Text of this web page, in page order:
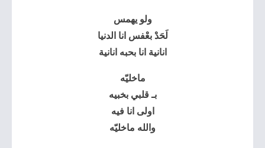
ولو يهمس
لَحَدْ بعْفس انا الدنيا
انانية انا بحبه انانية
ماخليّه
بـ قلبي بخبيه
اولى انا فيه
والله ماخليّه